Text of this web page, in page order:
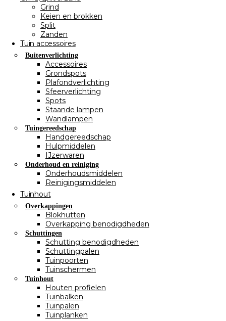
Grind
Keien en brokken
Split
Zanden
Tuin accessoires
Buitenverlichting
Accessoires
Grondspots
Plafondverlichting
Sfeerverlichting
Spots
Staande lampen
Wandlampen
Tuingereedschap
Handgereedschap
Hulpmiddelen
IJzerwaren
Onderhoud en reiniging
Onderhoudsmiddelen
Reinigingsmiddelen
Tuinhout
Overkappingen
Blokhutten
Overkapping benodigdheden
Schuttingen
Schutting benodigdheden
Schuttingpalen
Tuinpoorten
Tuinschermen
Tuinhout
Houten profielen
Tuinbalken
Tuinpalen
Tuinplanken